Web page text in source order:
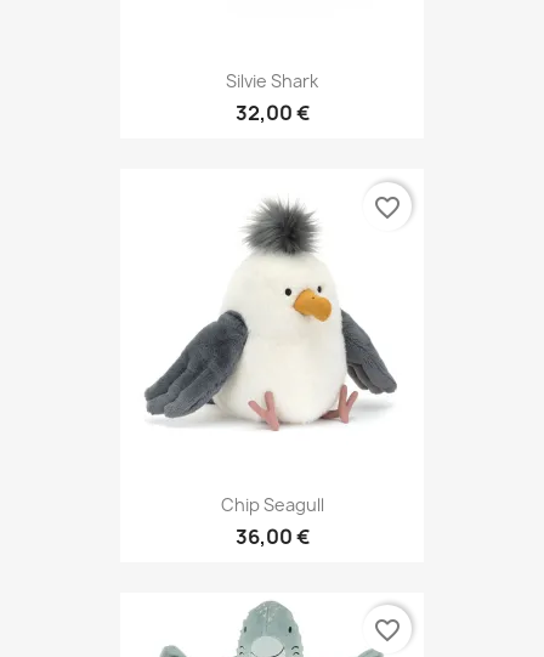
Silvie Shark
32,00 €
Chip Seagull
36,00 €
favorite_border
favorite_border